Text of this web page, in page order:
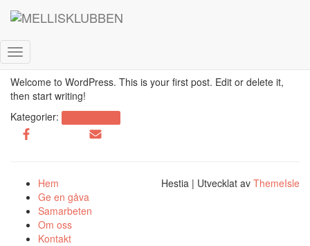
Slå
på/av
navigering
Hello world!
Publicerat av
Welcome to WordPress. This is your first post. Edit or delete it,
then start writing!
Kategorier:
Hem
Ge en gåva
Samarbeten
Om oss
Kontakt
Hestia | Utvecklat av ThemeIsle